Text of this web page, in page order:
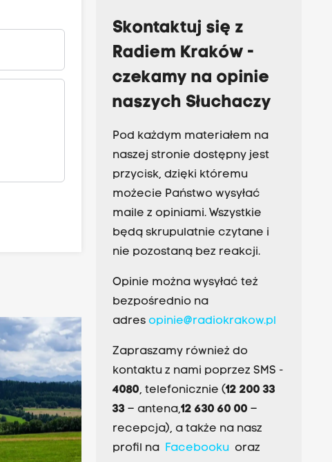
Skontaktuj się z
Radiem Kraków -
czekamy na opinie
naszych Słuchaczy
Pod każdym materiałem na
naszej stronie dostępny jest
przycisk, dzięki któremu
możecie Państwo wysyłać
maile z opiniami. Wszystkie
będą skrupulatnie czytane i
nie pozostaną bez reakcji.
Opinie można wysyłać też
bezpośrednio na
adres opinie@radiokrakow.pl
Zapraszamy również do
kontaktu z nami poprzez SMS -
4080, telefonicznie (12 200 33
33– antena,12 630 60 00 –
recepcja), a także na nasz
profil na Facebookuoraz